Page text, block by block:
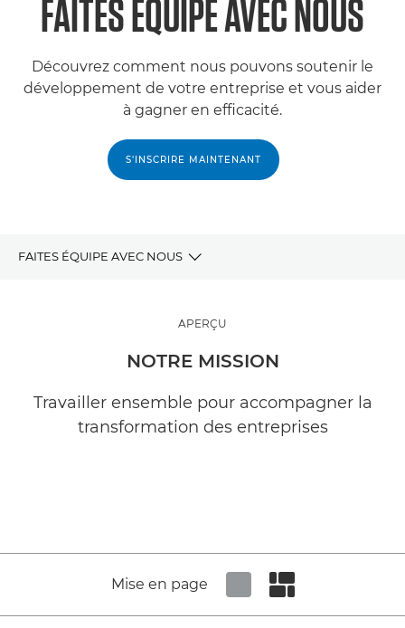
FAITES ÉQUIPE AVEC NOUS
Découvrez comment nous pouvons soutenir le
développement de votre entreprise et vous aider
à gagner en efficacité.
S'INSCRIRE MAINTENANT
FAITES ÉQUIPE AVEC NOUS
Vous êtes déjà Partenaire ?
APERÇU
NOTRE MISSION
Travailler ensemble pour accompagner la
transformation des entreprises
Mise en page